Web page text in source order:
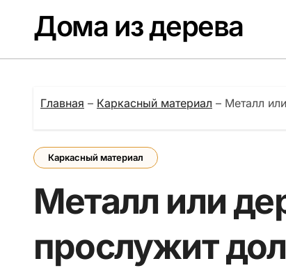
содержаниюДома из дерева
Главная – Каркасный материал – Металл
Каркасный материал
Металл или
прослужит